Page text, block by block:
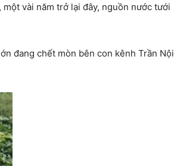
vài năm trở lại đây, nguồn nước tưới
đang chết mòn bên con kênh Trần Nội